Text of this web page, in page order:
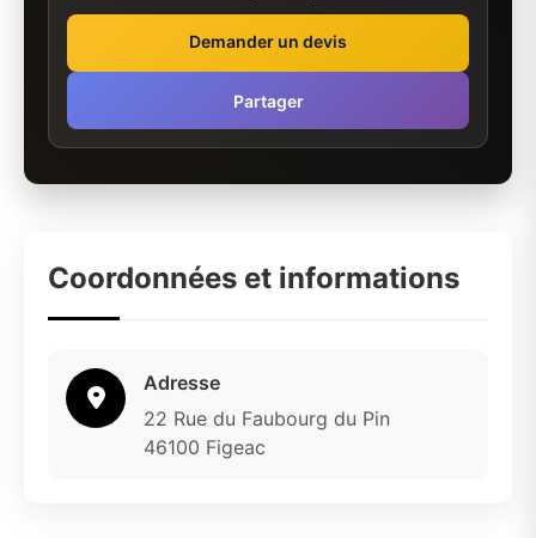
Demander un devis
Partager
Coordonnées et informations
Adresse
22 Rue du Faubourg du Pin
46100 Figeac